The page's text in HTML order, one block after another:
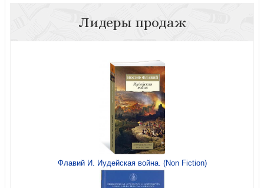
Хождение с Богом
Воля Божья — процветание
Путь веры Божьей
Семь столпов здоровья
Лидеры продаж
Флавий И. Иудейская война. (Non Fiction)